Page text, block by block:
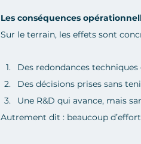
Les conséquences
Sur le terrain, les effets sont
Des redondances techniques
Des décisions prises sans
Une R&D qui avance, mais
Autrement dit : beaucoup